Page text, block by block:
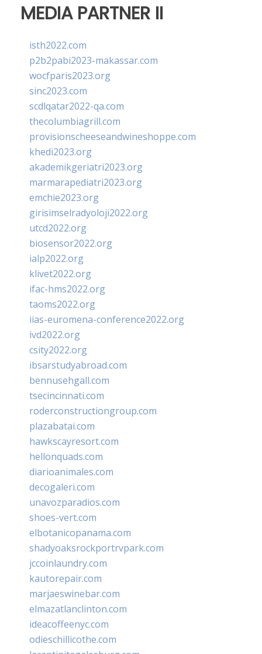
MEDIA PARTNER II
isth2022.com
p2b2pabi2023-makassar.com
wocfparis2023.org
sinc2023.com
scdlqatar2022-qa.com
thecolumbiagrill.com
provisionscheeseandwineshoppe.com
khedi2023.org
akademikgeriatri2023.org
marmarapediatri2023.org
emchie2023.org
girisimselradyoloji2022.org
utcd2022.org
biosensor2022.org
ialp2022.org
klivet2022.org
ifac-hms2022.org
taoms2022.org
iias-euromena-conference2022.org
ivd2022.org
csity2022.org
ibsarstudyabroad.com
bennusehgall.com
tsecincinnati.com
roderconstructiongroup.com
plazabatai.com
hawkscayresort.com
hellonquads.com
diarioanimales.com
decogaleri.com
unavozparadios.com
shoes-vert.com
elbotanicopanama.com
shadyoaksrockportrvpark.com
jccoinlaundry.com
kautorepair.com
marjaeswinebar.com
elmazatlanclinton.com
ideacoffeenyc.com
odieschillicothe.com